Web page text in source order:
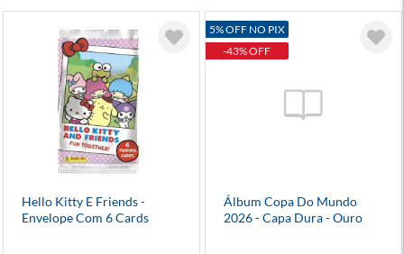
Hello Kitty E Friends -
Envelope Com 6 Cards
5% OFF NO PIX
-43% OFF
Álbum Copa Do Mundo
2026 - Capa Dura - Ouro